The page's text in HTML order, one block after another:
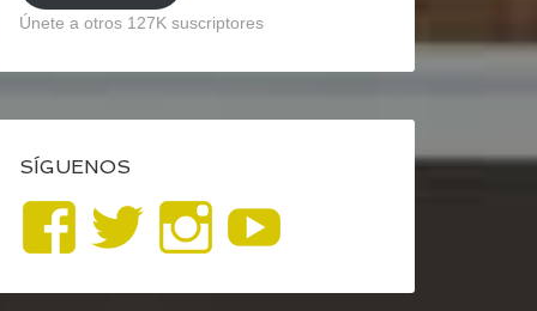
Únete a otros 127K suscriptores
SÍGUENOS
Ver
perfil
Ver
perfil
Ver
perfil